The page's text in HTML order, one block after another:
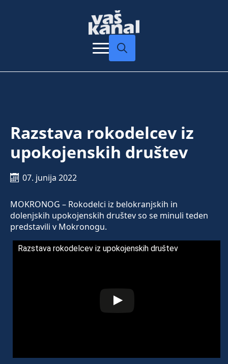
Razstava rokodelcev iz
upokojenskih društev
07. junija 2022
MOKRONOG – Rokodelci iz belokranjskih in
dolenjskih upokojenskih društev so se minuli teden
predstavili v Mokronogu.
Razstava rokodelcev iz upokojenskih društev